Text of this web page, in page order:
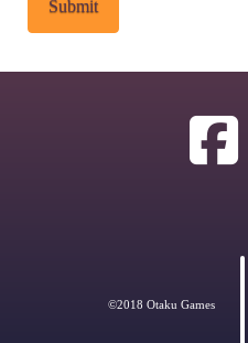
©2018 Otaku Games